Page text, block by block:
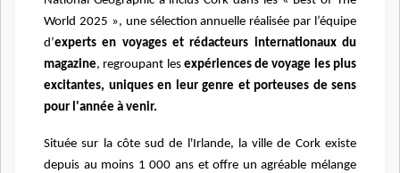
World 2025 », une sélection annuelle réalisée par l’équipe
d’experts en voyages et rédacteurs internationaux du
magazine, regroupant lesexpériences de voyage les plus
excitantes, uniques en leur genre et porteuses de sens
pour l'année à venir.
Située sur la côte sud de l'Irlande, la ville de Cork existe
depuis au moins 1 000 ans et offre un agréable mélange